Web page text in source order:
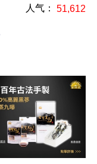
人气： 51,612